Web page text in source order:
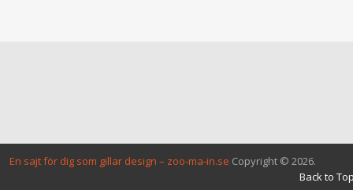
En sajt för dig som gillar design – zoo-ma-in.se Copyright © 2026.
Back to